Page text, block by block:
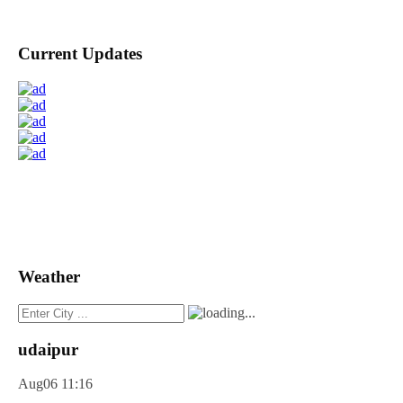
Current Updates
Weather
udaipur
Aug06 11:16